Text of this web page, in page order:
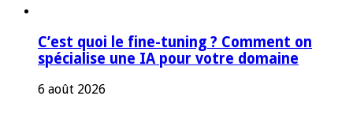
C’est quoi le fine-tuning ? Comment on
spécialise une IA pour votre domaine
6 août 2026